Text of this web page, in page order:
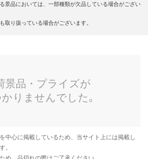
景品においては、一部種類が欠品している場合がござい
取り扱っている場合がございます。